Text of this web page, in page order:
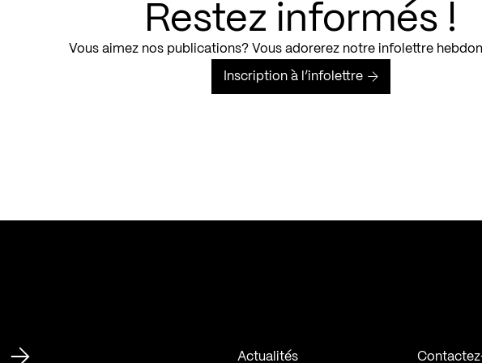
Restez informés !
Vous aimez nos publications? Vous adorerez notre infolettre
Inscription à l’infolettre
Actualités